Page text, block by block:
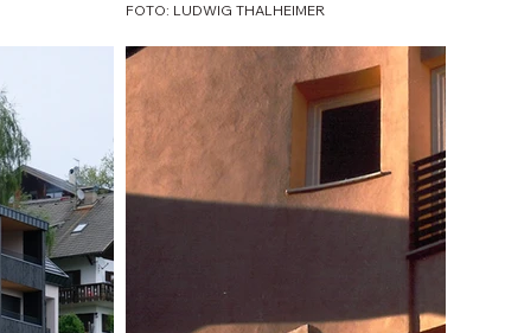
FOTO: LUDWIG THALHEIMER